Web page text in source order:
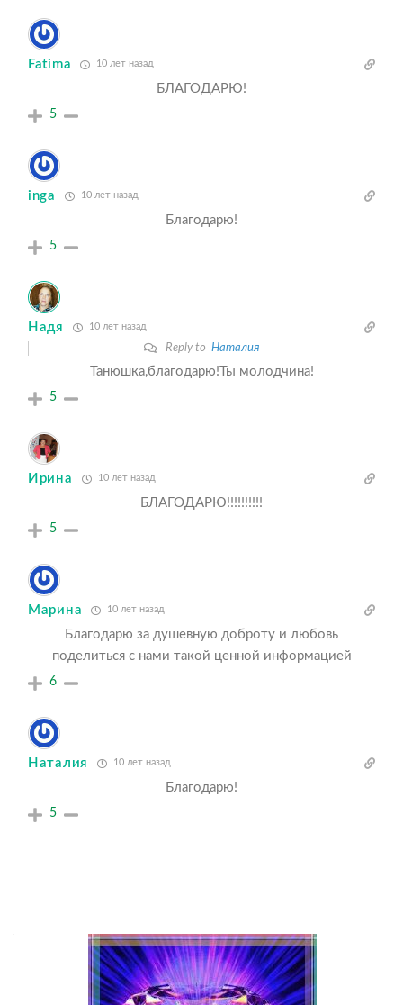
Fatima 10 лет назад
БЛАГОДАРЮ!
5
inga 10 лет назад
Благодарю!
5
Надя 10 лет назад
Reply to Наталия
Танюшка,благодарю!Ты молодчина!
5
Ирина 10 лет назад
БЛАГОДАРЮ!!!!!!!!!!
5
Марина 10 лет назад
Благодарю за душевную доброту и любовь
поделиться с нами такой ценной информацией
6
Наталия 10 лет назад
Благодарю!
5